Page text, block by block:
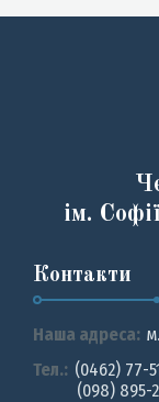
ім.
Контакти
Наша адреса:
Тел.: (0462) 77-
(098) 895-